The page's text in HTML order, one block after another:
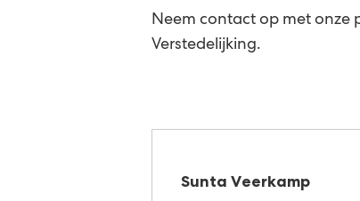
Neem contact op met onze
Verstedelijking.
Sunta Veerkamp